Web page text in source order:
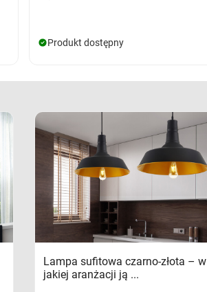
Produkt dostępny
Lampa sufitowa czarno-złota – w
jakiej aranżacji ją ...